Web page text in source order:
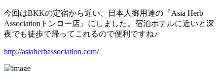
今回はBKKの定宿から近い、日本人御用達の『Asia Herb
Associationトンロー店』にしました。宿泊ホテルに近いと深
夜でも徒歩で帰ってこれるので便利ですね♪
http://asiaherbassociation.com/